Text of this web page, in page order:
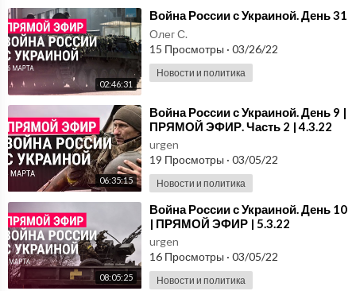
02:46:31
⁣Война России с Украиной. День 31
Олег С.
15 Просмотры · 03/26/22
Новости и политика
06:35:15
⁣Война России с Украиной. День 9 |
ПРЯМОЙ ЭФИР. Часть 2 | 4.3.22
urgen
19 Просмотры · 03/05/22
Новости и политика
08:05:25
⁣Война России с Украиной. День 10
| ПРЯМОЙ ЭФИР | 5.3.22
urgen
16 Просмотры · 03/05/22
Новости и политика